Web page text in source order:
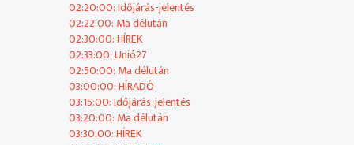
2025-10-02 14:20:00 Időjárás-jelentés
2025-10-02 14:22:00 Ma délután
02:20:00: Időjárás-jelentés
02:22:00: Ma délután
02:30:00: HÍREK
02:33:00: Unió27
02:50:00: Ma délután
03:00:00: HÍRADÓ
03:15:00: Időjárás-jelentés
03:20:00: Ma délután
03:30:00: HÍREK